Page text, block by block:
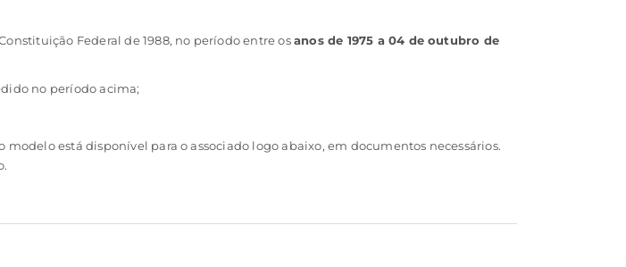
Federal de 1988, no período entre osanos de 1975 a 04 de outubro de
no período acima;
está disponível para o associado logo abaixo, em documentos necessários.